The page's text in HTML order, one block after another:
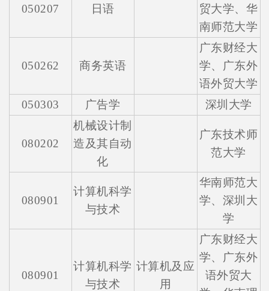
050207 日语
贸大学、华
南师范大学
050262 商务英语
广东财经大
学、广东外
语外贸大学
050303
广告学 深圳大学
080202
机械设计制
造及其自动
化
广东技术师
范大学
080901
计算机科学
与技术
华南师范大
学、深圳大
学
080901
计算机科学
与技术
计算机及应
用
广东财经大
学、广东外
语外贸大